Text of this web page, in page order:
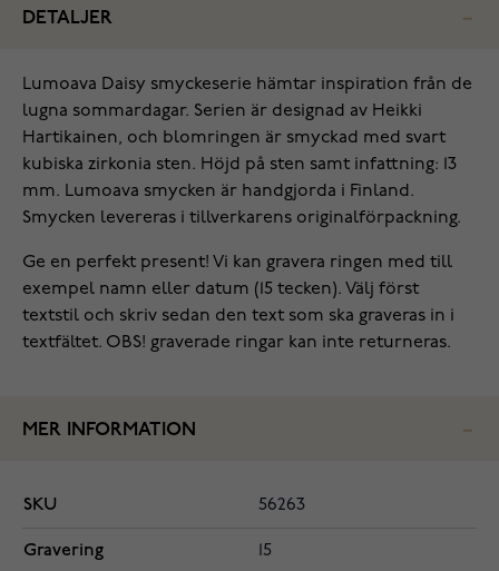
DETALJER
Lumoava Daisy smyckeserie hämtar inspiration från de
lugna sommardagar. Serien är designad av Heikki
Hartikainen, och blomringen är smyckad med svart
kubiska zirkonia sten. Höjd på sten samt infattning: 13
mm. Lumoava smycken är handgjorda i Finland.
Smycken levereras i tillverkarens originalförpackning.
Ge en perfekt present! Vi kan gravera ringen med till
exempel namn eller datum (15 tecken). Välj först
textstil och skriv sedan den text som ska graveras in i
textfältet. OBS! graverade ringar kan inte returneras.
MER INFORMATION
SKU 56263
Gravering 15